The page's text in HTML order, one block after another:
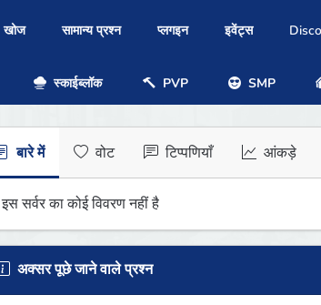
खोज सामान्य प्रश्न प्लगइन इवेंट्स
स्काईब्लॉक PVP SMP
बारे में वोट टिप्पणियाँ आंकड़े
इस सर्वर का कोई विवरण नहीं है
अक्सर पूछे जाने वाले प्रश्न